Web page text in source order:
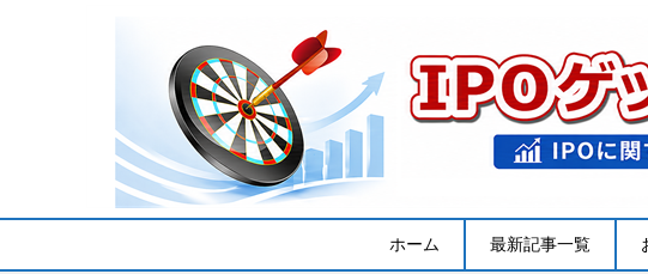
ホーム 最新記事一覧